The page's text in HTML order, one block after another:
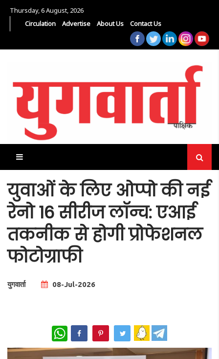
Thursday, 6 August, 2026
Circulation
Advertise About Us Contact Us
युवाओं के लिए ओप्पो की नई
रेनो 16 सीरीज लॉन्च: एआई
तकनीक से होगी प्रोफेशनल
फोटोग्राफी
युगवार्ता 08-Jul-2026
WhatsApp